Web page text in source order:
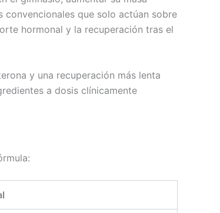
convencionales que solo actúan sobre
hormonal y la recuperación tras el
y una recuperación más lenta
a dosis clínicamente